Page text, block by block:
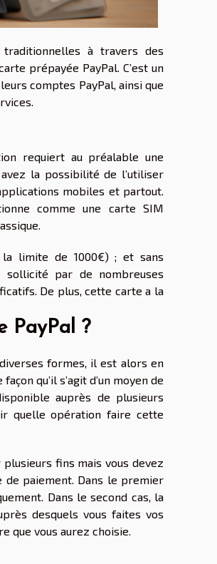
à travers des
prépayée PayPal. C’est un
comptes PayPal, ainsi que
requiert au préalable une
la possibilité de l’utiliser
mobiles et partout.
comme une carte SIM
la limite de 1000€) ; et sans
par de nombreuses
De plus, cette carte a la
PayPal ?
formes, il est alors en
qu’il s’agit d’un moyen de
auprès de plusieurs
quelle opération faire cette
fins mais vous devez
paiement. Dans le premier
Dans le second cas, la
desquels vous faites vos
que vous aurez choisie.